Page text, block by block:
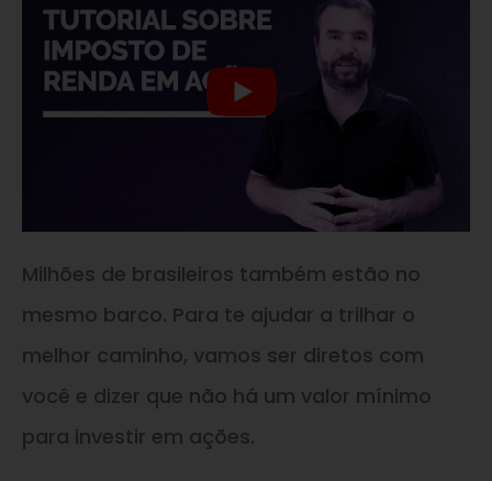
Milhões de brasileiros também estão no
mesmo barco. Para te ajudar a trilhar o
melhor caminho, vamos ser diretos com
você e dizer que não há um valor mínimo
para investir em ações.